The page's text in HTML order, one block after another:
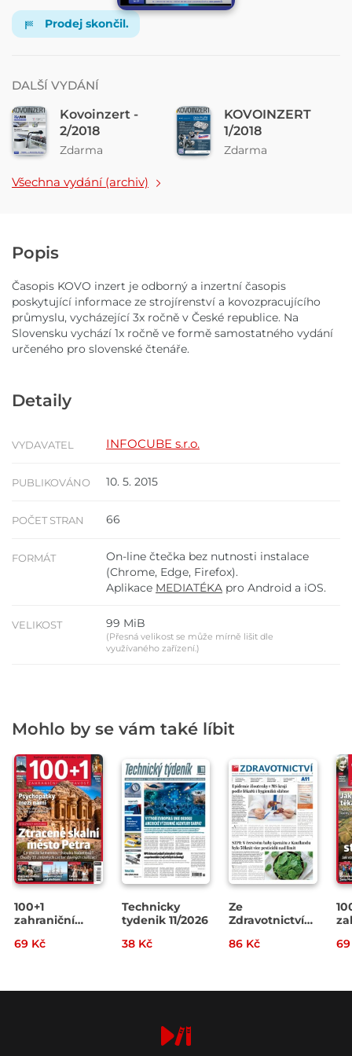
Prodej skončil.
DALŠÍ VYDÁNÍ
Kovoinzert -
2/2018
Zdarma
KOVOINZERT
1/2018
Zdarma
Všechna vydání (archiv)
Popis
Časopis KOVO inzert je odborný a inzertní časopis
poskytující informace ze strojírenství a kovozpracujícího
průmyslu, vycházející 3x ročně v České republice. Na
Slovensku vychází 1x ročně ve formě samostatného vydání
určeného pro slovenské čtenáře.
Detaily
VYDAVATEL INFOCUBE s.r.o.
PUBLIKOVÁNO 10. 5. 2015
POČET STRAN 66
FORMÁT
On-line čtečka bez nutnosti instalace
(Chrome, Edge, Firefox).
Aplikace MEDIATÉKA pro Android a iOS.
VELIKOST 99 MiB
(Přesná velikost se může mírně lišit dle
využívaného zařízení.)
Mohlo by se vám také líbit
100+1
zahraniční
14/2026
69 Kč
Technicky
tydenik 11/2026
38 Kč
Ze
Zdravotnictví
86 Kč